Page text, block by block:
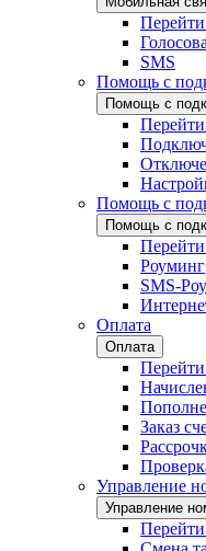
Перейти
SMS
Помощь с
Помощь с
Перейти
Помощь с
Помощь с
Перейти
Роуминг
SMS-
Оплата
Оплата
Перейти
Заказ
Управление
Управление
Перейти